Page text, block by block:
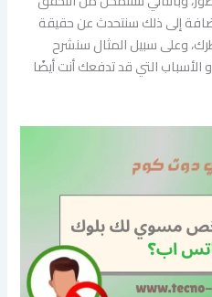
إلى ذلك سنتحدث عن حقيقة
وعلى سبيل المثال سنشرح
الأسباب التي قد تدفعك أنت أيضًا